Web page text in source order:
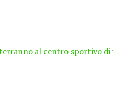
al centro sportivo di